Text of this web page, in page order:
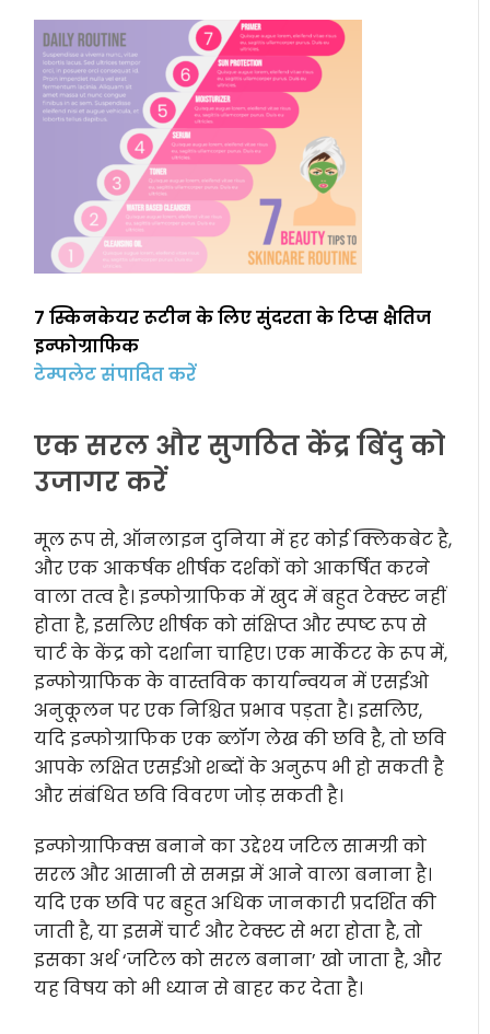
7 स्किनकेयर रूटीन के लिए सुंदरता के टिप्स क्षैतिज
इन्फोग्राफिक
टेम्पलेट संपादित करें
एक सरल और सुगठित केंद्र बिंदु को
उजागर करें
मूल रूप से, ऑनलाइन दुनिया में हर कोई क्लिकबेट है,
और एक आकर्षक शीर्षक दर्शकों को आकर्षित करने
वाला तत्व है। इन्फोग्राफिक में खुद में बहुत टेक्स्ट नहीं
होता है, इसलिए शीर्षक को संक्षिप्त और स्पष्ट रूप से
चार्ट के केंद्र को दर्शाना चाहिए। एक मार्केटर के रूप में,
इन्फोग्राफिक के वास्तविक कार्यान्वयन में एसईओ
अनुकूलन पर एक निश्चित प्रभाव पड़ता है। इसलिए,
यदि इन्फोग्राफिक एक ब्लॉग लेख की छवि है, तो छवि
आपके लक्षित एसईओ शब्दों के अनुरूप भी हो सकती है
और संबंधित छवि विवरण जोड़ सकती है।
इन्फोग्राफिक्स बनाने का उद्देश्य जटिल सामग्री को
सरल और आसानी से समझ में आने वाला बनाना है।
यदि एक छवि पर बहुत अधिक जानकारी प्रदर्शित की
जाती है, या इसमें चार्ट और टेक्स्ट से भरा होता है, तो
इसका अर्थ ‘जटिल को सरल बनाना’ खो जाता है, और
यह विषय को भी ध्यान से बाहर कर देता है।